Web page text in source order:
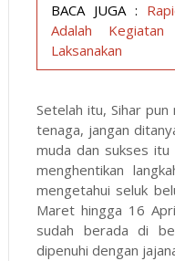
BACA JUGA :
Adalah
Laksanakan
Setelah itu, Sihar pun
tenaga, jangan
muda dan sukses
menghentikan
mengetahui seluk
Maret hingga 16
sudah berada di
dipenuhi dengan